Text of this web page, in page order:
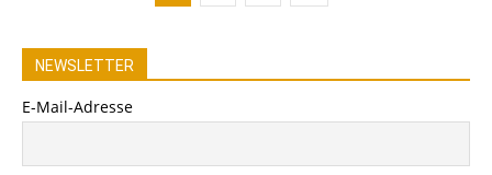
NEWSLETTER
E-Mail-Adresse